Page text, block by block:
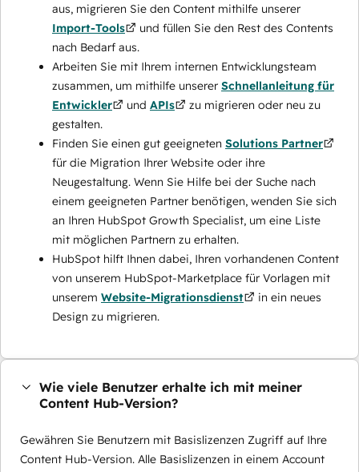
aus, migrieren Sie den Content mithilfe unserer
Import-Tools
und füllen Sie den Rest des Contents
nach Bedarf aus.
Arbeiten Sie mit Ihrem internen Entwicklungsteam
zusammen, um mithilfe unserer Schnellanleitung für
Entwickler
und APIs
zu migrieren oder neu zu
gestalten.
Finden Sie einen gut geeigneten Solutions Partner
für die Migration Ihrer Website oder ihre
Neugestaltung. Wenn Sie Hilfe bei der Suche nach
einem geeigneten Partner benötigen, wenden Sie sich
an Ihren HubSpot Growth Specialist, um eine Liste
mit möglichen Partnern zu erhalten.
HubSpot hilft Ihnen dabei, Ihren vorhandenen Content
von unserem HubSpot-Marketplace für Vorlagen mit
unserem Website-Migrationsdienst
in ein neues
Design zu migrieren.
Wie viele Benutzer erhalte ich mit meiner
Content Hub-Version?
Gewähren Sie Benutzern mit Basislizenzen Zugriff auf Ihre
Content Hub-Version. Alle Basislizenzen in einem Account